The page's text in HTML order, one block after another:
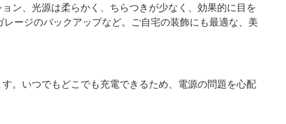
ン、光源は柔らかく、ちらつきが少なく、効果的に目を
ージのバックアップなど。ご自宅の装飾にも最適な、美
。いつでもどこでも充電できるため、電源の問題を心配